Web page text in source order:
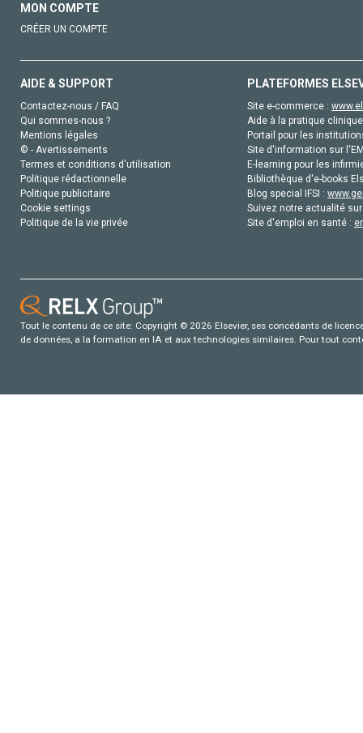
MON COMPTE
CRÉER UN COMPTE
AIDE & SUPPORT
Contactez-nous / FAQ
Qui sommes-nous ?
Mentions légales
© - Avertissements
Termes et conditions d'utilisation
Politique rédactionnelle
Politique publicitaire
Cookie settings
Politique de la vie privée
PLATEFORMES
Site e-commerce :
Aide à la pratique
Portail pour les
Site d'information sur
E-learning pour les
Bibliothèque d'e-books
Blog special IFSI :
Suivez notre actualité
Site d'emploi en santé :
Tout le contenu de ce site: Copyright © 2026 Elsevier, ses concédants de
de données, a la formation en IA et aux technologies similaires. Pour tout